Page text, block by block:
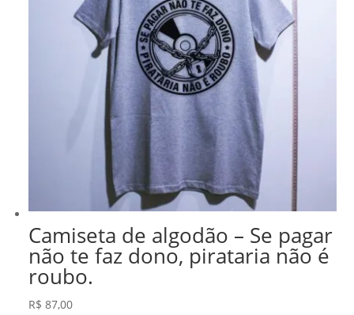
Camiseta de algodão – Se pagar
não te faz dono, pirataria não é
roubo.
R$ 87,00